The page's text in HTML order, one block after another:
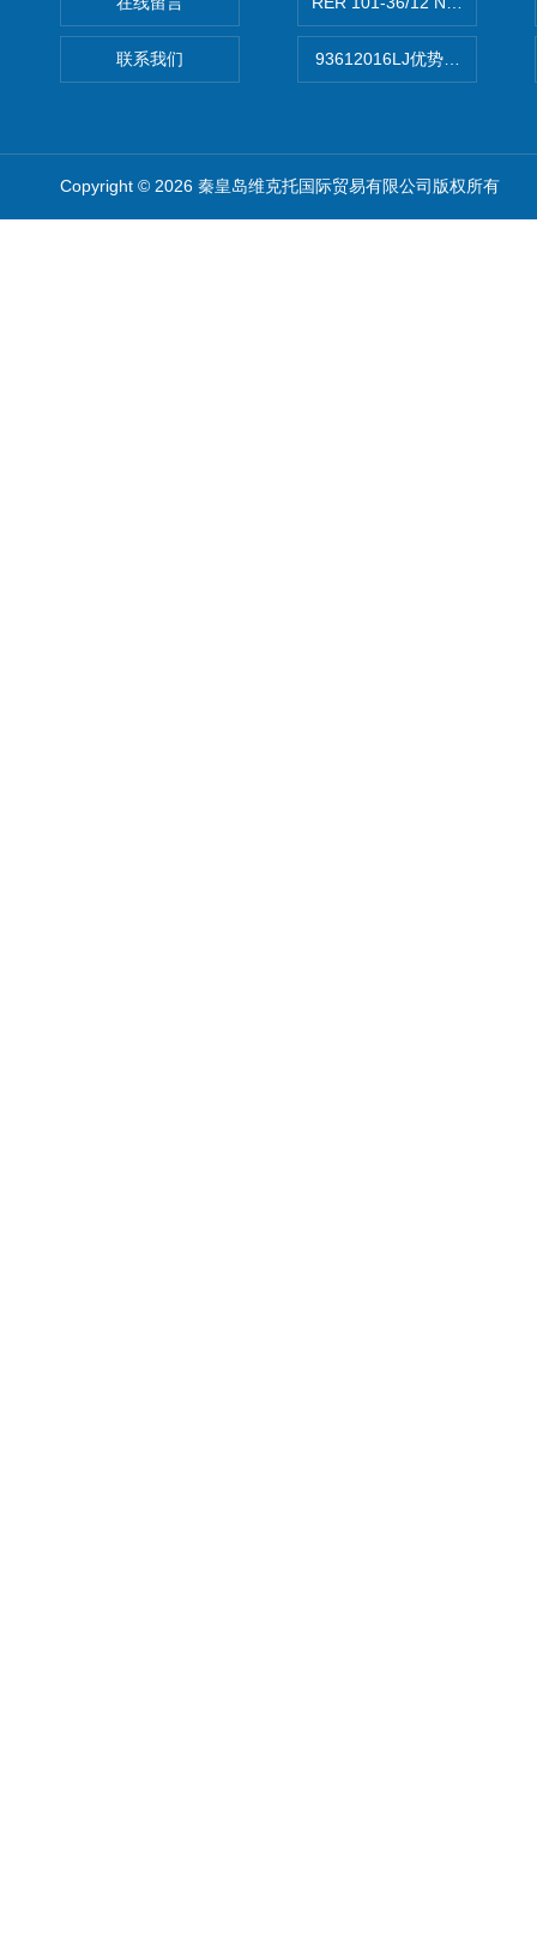
联系我们 93612016LJ优势供应美国
Copyright © 2026 秦皇岛维克托国际贸易有限公司版权所有